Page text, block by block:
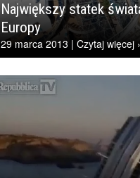
Największy statek
Europy
29 marca 2013 | Czytaj więcej ›